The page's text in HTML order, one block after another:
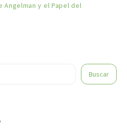
Angelman y el Papel del
Buscar